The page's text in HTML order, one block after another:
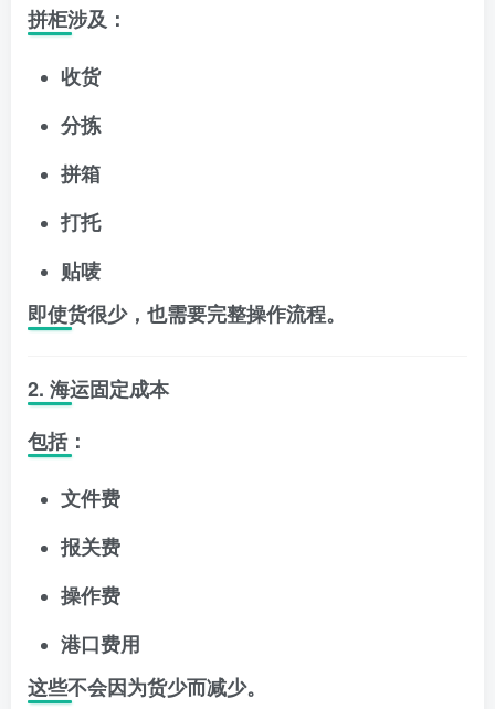
拼柜涉及：
收货
分拣
拼箱
打托
贴唛
即使货很少，也需要完整操作流程。
2. 海运固定成本
包括：
文件费
报关费
操作费
港口费用
这些不会因为货少而减少。